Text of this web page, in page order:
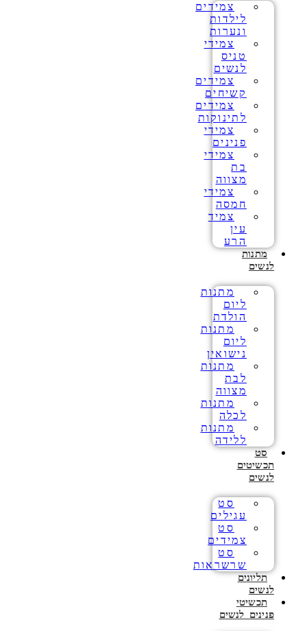
צמידים
לילדות
ונערות
צמידי
טניס
לנשים
צמידים
קשיחים
צמידים
לתינוקות
צמידי
פנינים
צמידי
בת
מצווה
צמידי
חמסה
צמיד
עין
הרע
מתנות
לנשים
מתנות
ליום
הולדת
מתנות
ליום
נישואין
מתנות
לבת
מצווה
מתנות
לכלה
מתנות
ללידה
סט
תכשיטים
לנשים
סט
עגילים
סט
צמידים
סט
שרשראות
תליונים
לנשים
תכשיטי
פנינים לנשים